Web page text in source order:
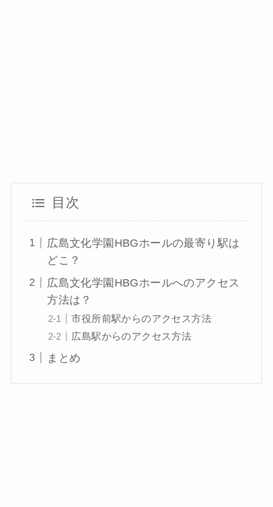
目次
広島文化学園HBGホールの最寄り駅は
どこ？
広島文化学園HBGホールへのアクセス
方法は？
市役所前駅からのアクセス方法
広島駅からのアクセス方法
まとめ